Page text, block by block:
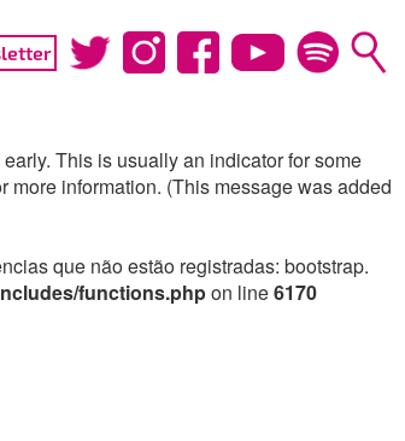
This is usually an indicator for some
more information. (This message was added
que não estão registradas: bootstrap.
functions.phpon line6170